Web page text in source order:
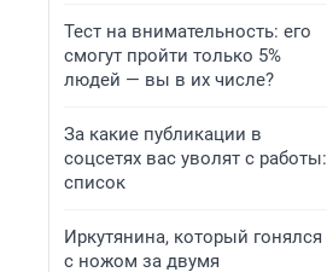
Тест на внимательность: его
смогут пройти только 5%
людей — вы в их числе?
За какие публикации в
соцсетях вас уволят с работы:
список
Иркутянина, который гонялся
с ножом за двумя